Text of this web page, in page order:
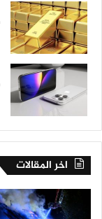
اخر المقالات